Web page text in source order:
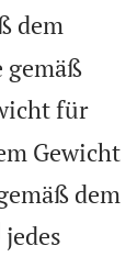
dem
gemäß
für
Gewicht
dem
jedes